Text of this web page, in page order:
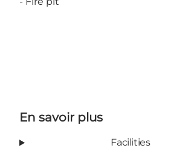
En savoir plus
Facilities